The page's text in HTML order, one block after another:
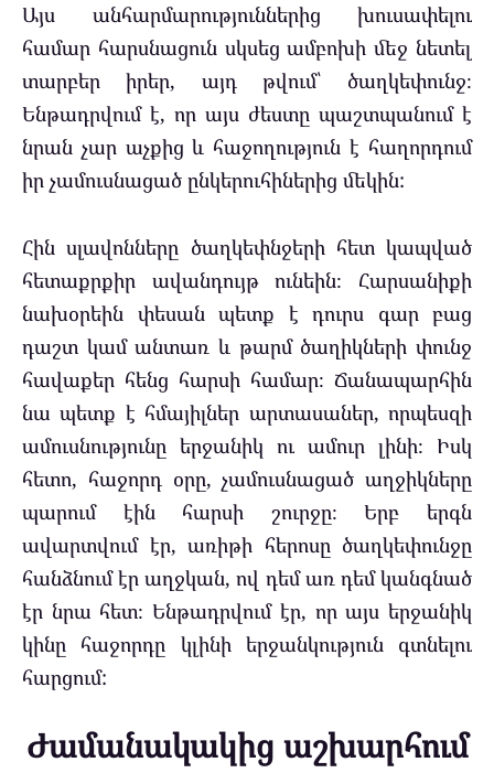
Այս անհարմարություններից խուսափելու
համար հարսնացուն սկսեց ամբոխի մեջ նետել
տարբեր իրեր, այդ թվում՝ ծաղկեփունջ։
Ենթադրվում է, որ այս ժեստը պաշտպանում է
նրան չար աչքից և հաջողություն է հաղորդում
իր չամուսնացած ընկերուհիներից մեկին:
Հին սլավոնները ծաղկեփնջերի հետ կապված
հետաքրքիր ավանդույթ ունեին։ Հարսանիքի
նախօրեին փեսան պետք է դուրս գար բաց
դաշտ կամ անտառ և թարմ ծաղիկների փունջ
հավաքեր հենց հարսի համար։ Ճանապարհին
նա պետք է հմայիլներ արտասաներ, որպեսզի
ամուսնությունը երջանիկ ու ամուր լինի։ Իսկ
հետո, հաջորդ օրը, չամուսնացած աղջիկները
պարում էին հարսի շուրջը։ Երբ երգն
ավարտվում էր, առիթի հերոսը ծաղկեփունջը
հանձնում էր աղջկան, ով դեմ առ դեմ կանգնած
էր նրա հետ։ Ենթադրվում էր, որ այս երջանիկ
կինը հաջորդը կլինի երջանկություն գտնելու
հարցում:
Ժամանակակից աշխարհում